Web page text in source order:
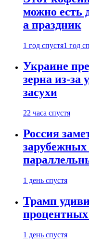
можно есть
а праздник
1 год спустя1 год
Украине
зерна из-за
засухи
22 часа спустя
Россия
зарубежных
1 день спустя
Трамп
1 день спустя